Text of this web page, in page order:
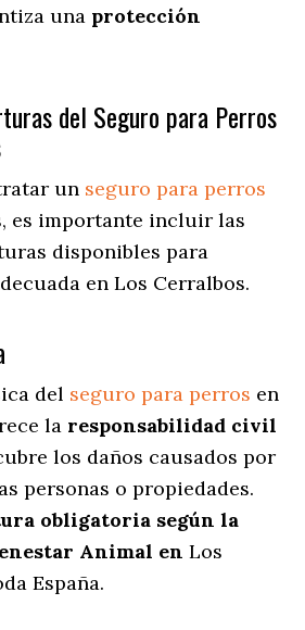
una protección
del Seguro para Perros
un seguro para perros
, es importante incluir las
disponibles para
en Los Cerralbos.
del seguro para perros en
la responsabilidad civil
los daños causados por
personas o propiedades.
obligatoria según la
Animal enLos
España.